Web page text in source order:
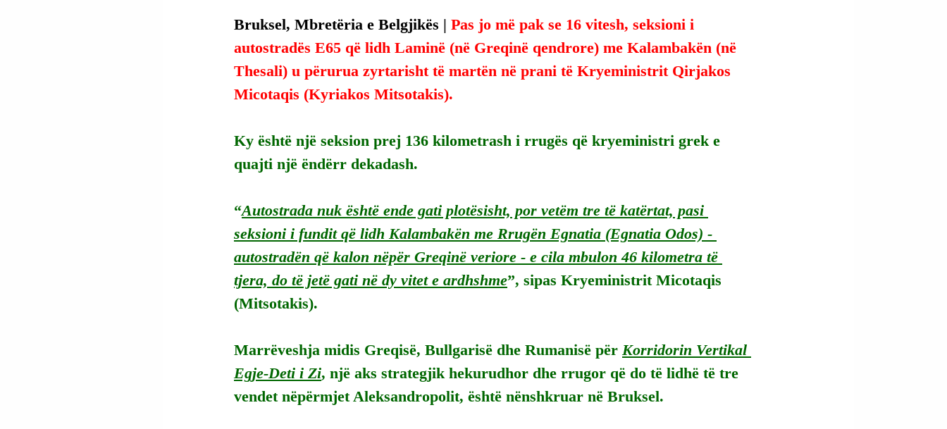
Bruksel, Mbretëria e Belgjikës | Pas jo më pak se 16 vitesh, seksioni i
autostradës E65 që lidh Laminë (në Greqinë qendrore) me Kalambakën (në
Thesali) u përurua zyrtarisht të martën në prani të Kryeministrit Qirjakos
Micotaqis (Kyriakos Mitsotakis).
Ky është një seksion prej 136 kilometrash i rrugës që kryeministri grek e
quajti një ëndërr dekadash.
“Autostrada nuk është ende gati plotësisht, por vetëm tre të katërtat, pasi
seksioni i fundit që lidh Kalambakën me Rrugën Egnatia (Egnatia Odos) -
autostradën që kalon nëpër Greqinë veriore - e cila mbulon 46 kilometra të
tjera, do të jetë gati në dy vitet e ardhshme”, sipas Kryeministrit Micotaqis
(Mitsotakis).
Marrëveshja midis Greqisë, Bullgarisë dhe Rumanisë për Korridorin Vertikal
Egje-Deti i Zi, një aks strategjik hekurudhor dhe rrugor që do të lidhë të tre
vendet nëpërmjet Aleksandropolit, është nënshkruar në Bruksel.